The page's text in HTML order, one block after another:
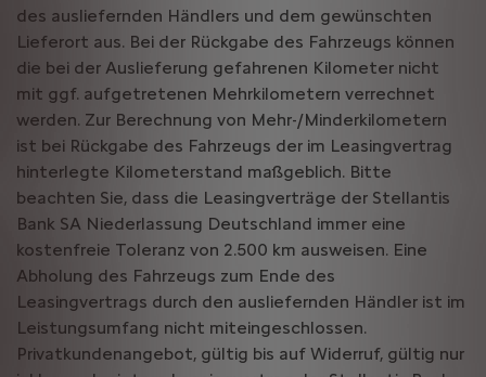
des ausliefernden Händlers und dem gewünschten
Lieferort aus. Bei der Rückgabe des Fahrzeugs können
die bei der Auslieferung gefahrenen Kilometer nicht
mit ggf. aufgetretenen Mehrkilometern verrechnet
werden. Zur Berechnung von Mehr-/Minderkilometern
ist bei Rückgabe des Fahrzeugs der im Leasingvertrag
hinterlegte Kilometerstand maßgeblich. Bitte
beachten Sie, dass die Leasingverträge der Stellantis
Bank SA Niederlassung Deutschland immer eine
kostenfreie Toleranz von 2.500 km ausweisen. Eine
Abholung des Fahrzeugs zum Ende des
Leasingvertrags durch den ausliefernden Händler ist im
Leistungsumfang nicht miteingeschlossen.
Privatkundenangebot, gültig bis auf Widerruf, gültig nur